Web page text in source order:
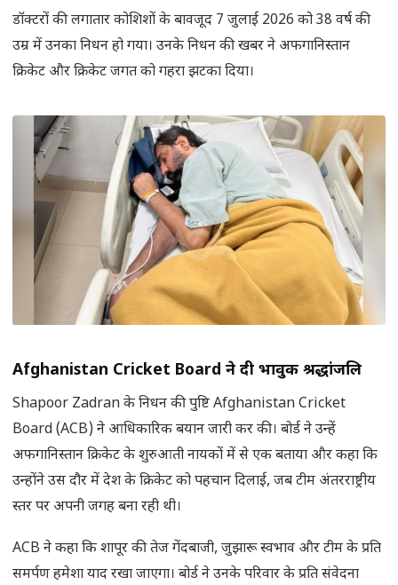
डॉक्टरों की लगातार कोशिशों के बावजूद 7 जुलाई 2026 को 38 वर्ष की
उम्र में उनका निधन हो गया। उनके निधन की खबर ने अफगानिस्तान
क्रिकेट और क्रिकेट जगत को गहरा झटका दिया।
Afghanistan Cricket Board ने दी भावुक श्रद्धांजलि
Shapoor Zadran के निधन की पुष्टि Afghanistan Cricket
Board (ACB) ने आधिकारिक बयान जारी कर की। बोर्ड ने उन्हें
अफगानिस्तान क्रिकेट के शुरुआती नायकों में से एक बताया और कहा कि
उन्होंने उस दौर में देश के क्रिकेट को पहचान दिलाई, जब टीम अंतरराष्ट्रीय
स्तर पर अपनी जगह बना रही थी।
ACB ने कहा कि शापूर की तेज गेंदबाजी, जुझारू स्वभाव और टीम के प्रति
समर्पण हमेशा याद रखा जाएगा। बोर्ड ने उनके परिवार के प्रति संवेदना